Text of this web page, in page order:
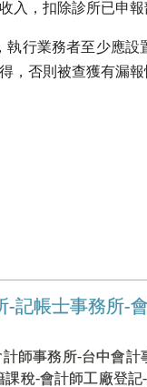
，扣除診所已申報
行業務者至少應
否則被查獲有漏報
記帳士事務所-
師事務所-台中會
稅-會計師工廠登